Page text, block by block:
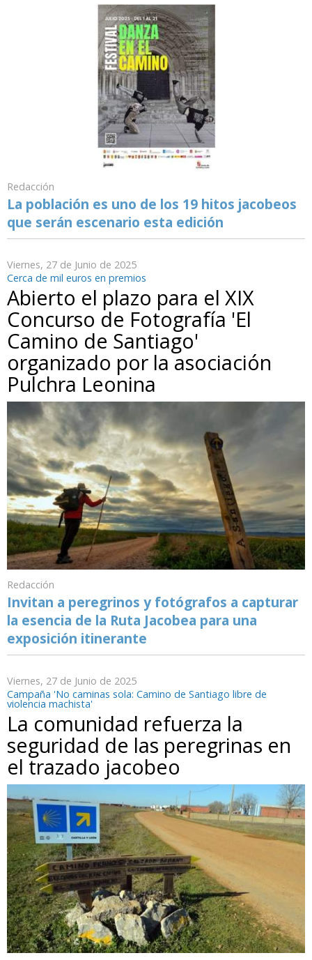
Redacción
La población es uno de los 19 hitos jacobeos
que serán escenario esta edición
Viernes, 27 de Junio de 2025
Cerca de mil euros en premios
Abierto el plazo para el XIX
Concurso de Fotografía 'El
Camino de Santiago'
organizado por la asociación
Pulchra Leonina
Redacción
Invitan a peregrinos y fotógrafos a capturar
la esencia de la Ruta Jacobea para una
exposición itinerante
Viernes, 27 de Junio de 2025
Campaña 'No caminas sola: Camino de Santiago libre de
violencia machista'
La comunidad refuerza la
seguridad de las peregrinas en
el trazado jacobeo